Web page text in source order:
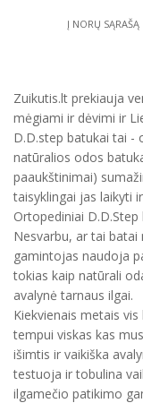
Į NORŲ SĄRAŠĄ
Zuikutis.lt prekiauja
mėgiami ir dėvimi ir
D.D.step batukai tai -
natūralios odos
paaukštinimai)
taisyklingai jas laikyti
Ortopediniai
Nesvarbu, ar tai
gamintojas naudoja
tokias kaip natūrali
avalynė tarnaus ilgai.
Kiekvienais metais
tempui viskas kas
išimtis ir vaikiška
testuoja ir tobulina
ilgamečio patikimo